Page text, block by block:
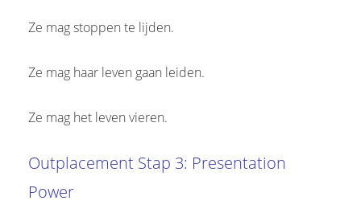
Ze mag stoppen te lijden.
Ze mag haar leven gaan leiden.
Ze mag het leven vieren.
Outplacement Stap 3: Presentation
Power